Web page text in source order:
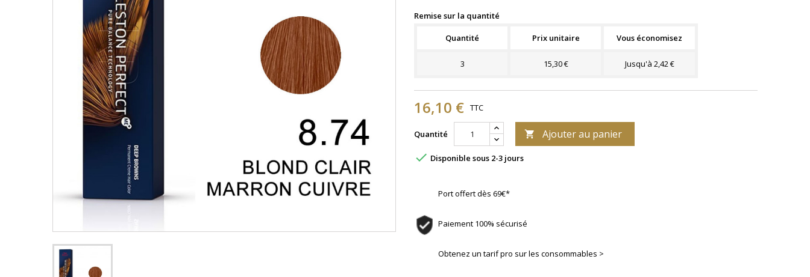
Remise sur la quantité
Quantité Prix unitaire Vous économisez
3 15,30 € Jusqu'à 2,42 €
16,10 € TTC
Quantité  Ajouter au panier
 Disponible sous 2-3 jours
Port offert dès 69€*
Paiement 100% sécurisé
Obtenez un tarif pro sur les consommables >